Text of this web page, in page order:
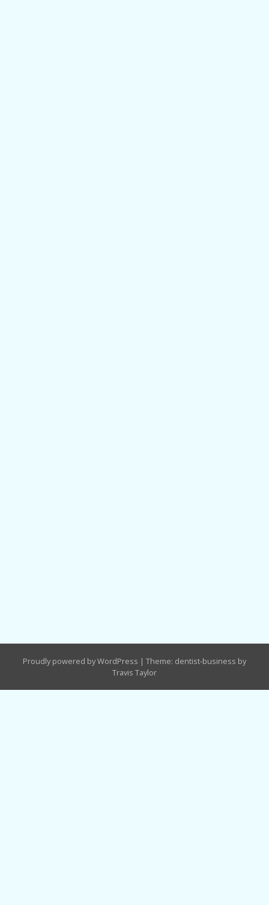
Proudly powered by WordPress | Theme: dentist-business by
Travis Taylor